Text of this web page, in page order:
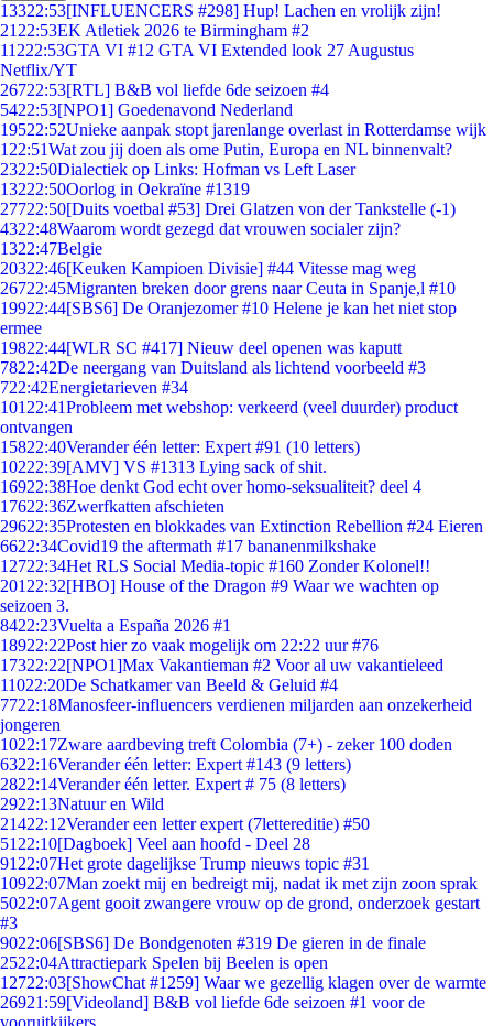
13322:53[INFLUENCERS #298] Hup! Lachen en vrolijk zijn!
21 22:53EK Atletiek 2026 te Birmingham #2
11222:53GTA VI #12 GTA VI Extended look 27 Augustus
Netflix/YT
26722:53[RTL] B&B vol liefde 6de seizoen #4
5422:53[NPO1] Goedenavond Nederland
19522:52Unieke aanpak stopt jarenlange overlast in Rotterdamse wijk
1 22:51Wat zou jij doen als ome Putin, Europa en NL binnenvalt?
2322:50Dialectiek op Links: Hofman vs Left Laser
13222:50Oorlog in Oekraïne #1319
27722:50[Duits voetbal #53] Drei Glatzen von der Tankstelle (-1)
4322:48Waarom wordt gezegd dat vrouwen socialer zijn?
1322:47Belgie
20322:46[Keuken Kampioen Divisie] #44 Vitesse mag weg
26722:45Migranten breken door grens naar Ceuta in Spanje,l #10
19922:44[SBS6] De Oranjezomer #10 Helene je kan het niet stop
ermee
19822:44[WLR SC #417] Nieuw deel openen was kaputt
7822:42De neergang van Duitsland als lichtend voorbeeld #3
722:42Energietarieven #34
101 22:41Probleem met webshop: verkeerd (veel duurder) product
ontvangen
15822:40Verander één letter: Expert #91 (10 letters)
10222:39[AMV] VS #1313 Lying sack of shit.
16922:38Hoe denkt God echt over homo-seksualiteit? deel 4
17622:36Zwerfkatten afschieten
29622:35Protesten en blokkades van Extinction Rebellion #24 Eieren
6622:34Covid19 the aftermath #17 bananenmilkshake
12722:34Het RLS Social Media-topic #160 Zonder Kolonel!!
201 22:32[HBO] House of the Dragon #9 Waar we wachten op
seizoen 3.
8422:23Vuelta a España 2026 #1
18922:22Post hier zo vaak mogelijk om 22:22 uur #76
17322:22[NPO1]Max Vakantieman #2 Voor al uw vakantieleed
11022:20De Schatkamer van Beeld & Geluid #4
7722:18Manosfeer-influencers verdienen miljarden aan onzekerheid
jongeren
1022:17Zware aardbeving treft Colombia (7+) - zeker 100 doden
6322:16Verander één letter: Expert #143 (9 letters)
2822:14Verander één letter. Expert # 75 (8 letters)
2922:13Natuur en Wild
21422:12Verander een letter expert (7lettereditie) #50
51 22:10[Dagboek] Veel aan hoofd - Deel 28
91 22:07Het grote dagelijkse Trump nieuws topic #31
10922:07Man zoekt mij en bedreigt mij, nadat ik met zijn zoon sprak
5022:07Agent gooit zwangere vrouw op de grond, onderzoek gestart
#3
9022:06[SBS6] De Bondgenoten #319 De gieren in de finale
2522:04Attractiepark Spelen bij Beelen is open
12722:03[ShowChat #1259] Waar we gezellig klagen over de warmte
26921:59[Videoland] B&B vol liefde 6de seizoen #1 voor de
vooruitkijkers